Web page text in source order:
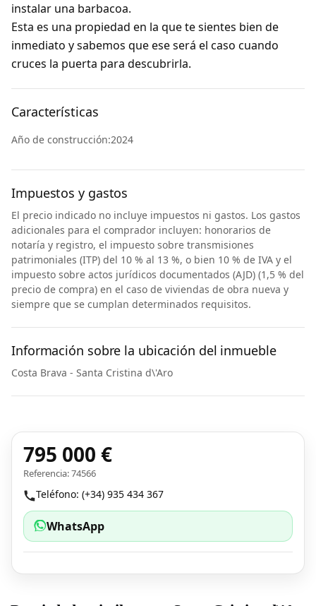
instalar una barbacoa.
Esta es una propiedad en la que te sientes bien de
inmediato y sabemos que ese será el caso cuando
cruces la puerta para descubrirla.
Características
Año de construcción:2024
Impuestos y gastos
El precio indicado no incluye impuestos ni gastos. Los gastos
adicionales para el comprador incluyen: honorarios de
notaría y registro, el impuesto sobre transmisiones
patrimoniales (ITP) del 10 % al 13 %, o bien 10 % de IVA y el
impuesto sobre actos jurídicos documentados (AJD) (1,5 % del
precio de compra) en el caso de viviendas de obra nueva y
siempre que se cumplan determinados requisitos.
Información sobre la ubicación del inmueble
Costa Brava - Santa Cristina d\'Aro
795 000 €
Referencia: 74566
Teléfono: (+34) 935 434 367
WhatsApp